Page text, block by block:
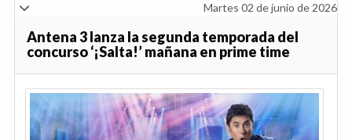
Martes 02 de junio de 2026
Antena 3 lanza la segunda temporada del
concurso ‘¡Salta!’ mañana en prime time